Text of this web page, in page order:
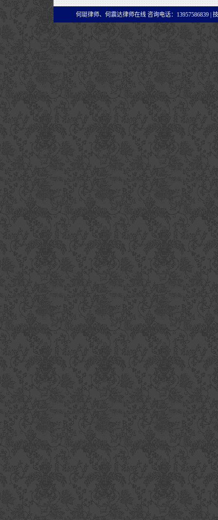
何珽律师、何震达律师在线 咨询电话：13957586839 |